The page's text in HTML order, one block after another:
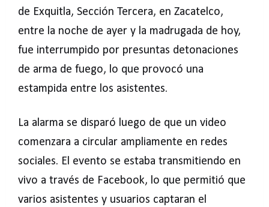
de Exquitla, Sección Tercera, en Zacatelco,
entre la noche de ayer y la madrugada de hoy,
fue interrumpido por presuntas detonaciones
de arma de fuego, lo que provocó una
estampida entre los asistentes.
La alarma se disparó luego de que un video
comenzara a circular ampliamente en redes
sociales. El evento se estaba transmitiendo en
vivo a través de Facebook, lo que permitió que
varios asistentes y usuarios captaran el